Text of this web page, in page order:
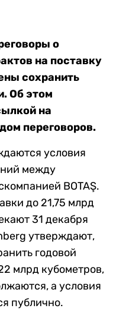
о
на поставку
сохранить
Об этом
на
переговоров.
условия
между
BOTAŞ.
до 21,75 млрд
31 декабря
утверждают,
годовой
млрд кубометров,
а условия
публично.